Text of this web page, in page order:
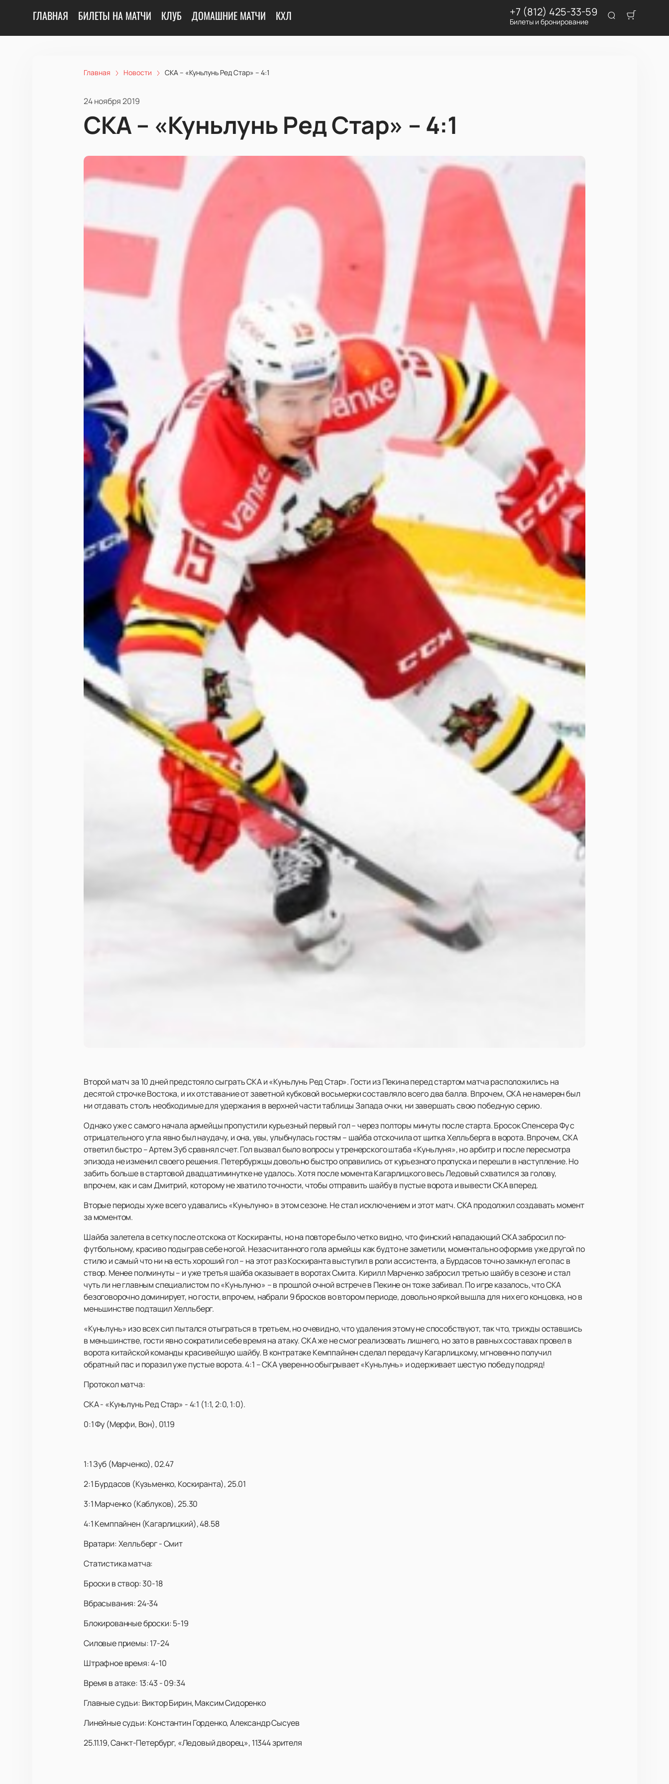
ГЛАВНАЯ БИЛЕТЫ НА МАТЧИ КЛУБ ДОМАШНИЕ МАТЧИ КХЛ +7 (812) 425-33-59
Билеты и бронирование
Главная Новости СКА – «Куньлунь Ред Стар» – 4:1
24 ноября 2019
СКА – «Куньлунь Ред Стар» – 4:1
Второй матч за 10 дней предстояло сыграть СКА и «Куньлунь Ред Стар». Гости из Пекина перед стартом матча расположились на
десятой строчке Востока, и их отставание от заветной кубковой восьмерки составляло всего два балла. Впрочем, СКА не намерен был
ни отдавать столь необходимые для удержания в верхней части таблицы Запада очки, ни завершать свою победную серию.
Однако уже с самого начала армейцы пропустили курьезный первый гол – через полторы минуты после старта. Бросок Спенсера Фу с
отрицательного угла явно был наудачу, и она, увы, улыбнулась гостям – шайба отскочила от щитка Хелльберга в ворота. Впрочем, СКА
ответил быстро – Артем Зуб сравнял счет. Гол вызвал было вопросы у тренерского штаба «Куньлуня», но арбитр и после пересмотра
эпизода не изменил своего решения. Петербуржцы довольно быстро оправились от курьезного пропуска и перешли в наступление. Но
забить больше в стартовой двадцатиминутке не удалось. Хотя после момента Кагарлицкого весь Ледовый схватился за голову,
впрочем, как и сам Дмитрий, которому не хватило точности, чтобы отправить шайбу в пустые ворота и вывести СКА вперед.
Вторые периоды хуже всего удавались «Куньлуню» в этом сезоне. Не стал исключением и этот матч. СКА продолжил создавать момент
за моментом.
Шайба залетела в сетку после отскока от Коскиранты, но на повторе было четко видно, что финский нападающий СКА забросил по-
футбольному, красиво подыграв себе ногой. Незасчитанного гола армейцы как будто не заметили, моментально оформив уже другой по
стилю и самый что ни на есть хороший гол – на этот раз Коскиранта выступил в роли ассистента, а Бурдасов точно замкнул его пас в
створ. Менее полминуты – и уже третья шайба оказывает в воротах Смита. Кирилл Марченко забросил третью шайбу в сезоне и стал
чуть ли не главным специалистом по «Куньлуню» – в прошлой очной встрече в Пекине он тоже забивал. По игре казалось, что СКА
безоговорочно доминирует, но гости, впрочем, набрали 9 бросков во втором периоде, довольно яркой вышла для них его концовка, но в
меньшинстве подтащил Хелльберг.
«Куньлунь» изо всех сил пытался отыграться в третьем, но очевидно, что удаления этому не способствуют, так что, трижды оставшись
в меньшинстве, гости явно сократили себе время на атаку. СКА же не смог реализовать лишнего, но зато в равных составах провел в
ворота китайской команды красивейшую шайбу. В контратаке Кемппайнен сделал передачу Кагарлицкому, мгновенно получил
обратный пас и поразил уже пустые ворота. 4:1 – СКА уверенно обыгрывает «Куньлунь» и одерживает шестую победу подряд!
Протокол матча:
СКА - «Куньлунь Ред Стар» - 4:1 (1:1, 2:0, 1:0).
0:1 Фу (Мерфи, Вон), 01.19
1:1 Зуб (Марченко), 02.47
2:1 Бурдасов (Кузьменко, Коскиранта), 25.01
3:1 Марченко (Каблуков), 25.30
4:1 Кемппайнен (Кагарлицкий), 48.58
Вратари: Хелльберг - Смит
Статистика матча:
Броски в створ: 30-18
Вбрасывания: 24-34
Блокированные броски: 5-19
Силовые приемы: 17-24
Штрафное время: 4-10
Время в атаке: 13:43 - 09:34
Главные судьи: Виктор Бирин, Максим Сидоренко
Линейные судьи: Константин Горденко, Александр Сысуев
25.11.19, Санкт-Петербург, «Ледовый дворец», 11344 зрителя